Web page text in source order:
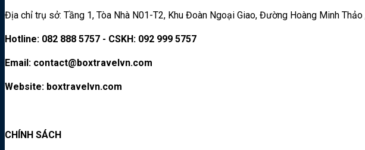
Địa chỉ trụ sở: Tầng 1, Tòa Nhà N01-T2, Khu Đoàn Ngoại Giao, Đường Hoàng Minh
Hotline: 082 888 5757 - CSKH: 092 999 5757
Email: contact@boxtravelvn.com
Website: boxtravelvn.com
CHÍNH SÁCH